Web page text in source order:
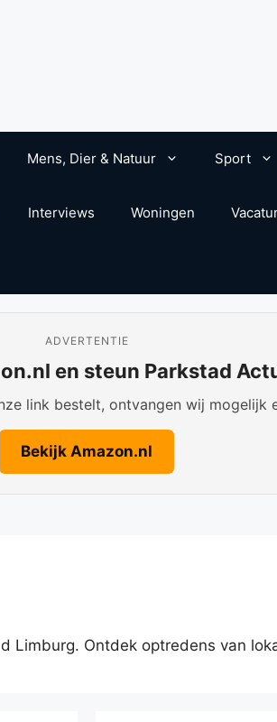
Mens, Dier & Natuur Sport
Interviews Woningen
ADVERTENTIE
en steun Parkstad
link bestelt, ontvangen wij
Bekijk Amazon.nl
Limburg. Ontdek optredens van